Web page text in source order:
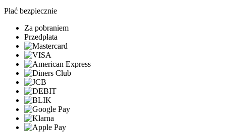
Płać bezpiecznie
Za pobraniem
Przedpłata